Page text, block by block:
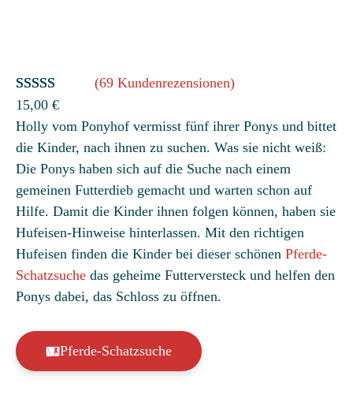
Bewertet
mit4.67
von 5,
basierend
auf
69
Kundenbew
ertungen
(69 Kundenrezensionen)
15,00 €
Holly vom Ponyhof vermisst fünf ihrer Ponys und bittet
die Kinder, nach ihnen zu suchen. Was sie nicht weiß:
Die Ponys haben sich auf die Suche nach einem
gemeinen Futterdieb gemacht und warten schon auf
Hilfe. Damit die Kinder ihnen folgen können, haben sie
Hufeisen-Hinweise hinterlassen. Mit den richtigen
Hufeisen finden die Kinder bei dieser schönen Pferde-
Schatzsuche das geheime Futterversteck und helfen den
Ponys dabei, das Schloss zu öffnen.
Pferde-Schatzsuche